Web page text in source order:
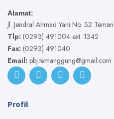
Alamat:
Jl. Jendral Ahmad Yani No. 32
Tlp: (0293) 491004 ext. 1342
Fax: (0293) 491040
Email: pbj.temanggung@gmail.com
Profil